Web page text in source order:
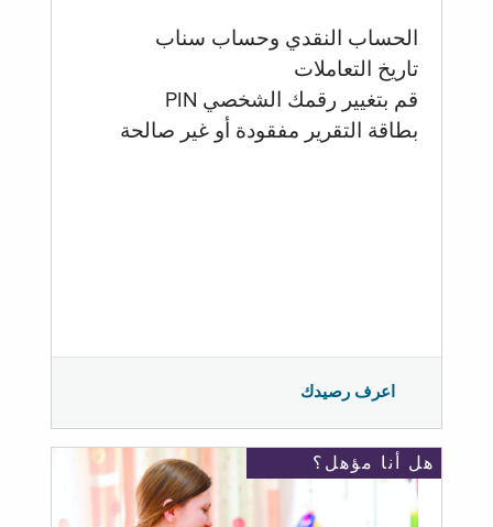
الحساب النقدي وحساب سناب
تاريخ التعاملات
قم بتغيير رقمك الشخصي PIN
بطاقة التقرير مفقودة أو غير صالحة
اعرف رصيدك
هل أنا مؤهل؟